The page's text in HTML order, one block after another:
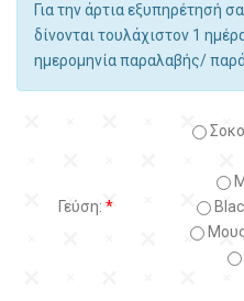
Για την άρτια εξυπηρέτησή
δίνονται τουλάχιστον 1
ημερομηνία παραλαβής/
Γεύση: *